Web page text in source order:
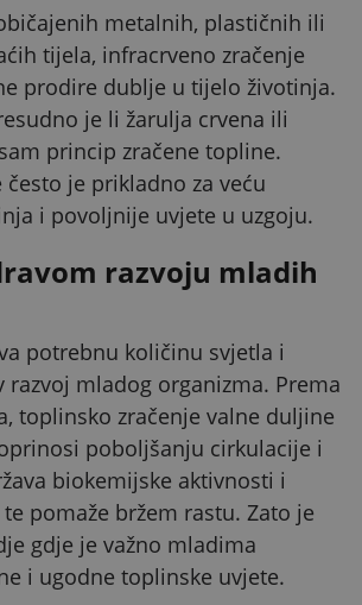
metalnih, plastičnih ili
tijela, infracrveno zračenje
prodire dublje u tijelo životinja.
je li žarulja crvena ili
princip zračene topline.
često je prikladno za veću
i povoljnije uvjete u uzgoju.
razvoju mladih
potrebnu količinu svjetla i
razvoj mladog organizma. Prema
toplinsko zračenje valne duljine
poboljšanju cirkulacije i
biokemijske aktivnosti i
pomaže bržem rastu. Zato je
gdje je važno mladima
i ugodne toplinske uvjete.